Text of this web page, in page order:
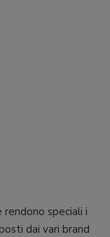
speciali i
dai vari brand